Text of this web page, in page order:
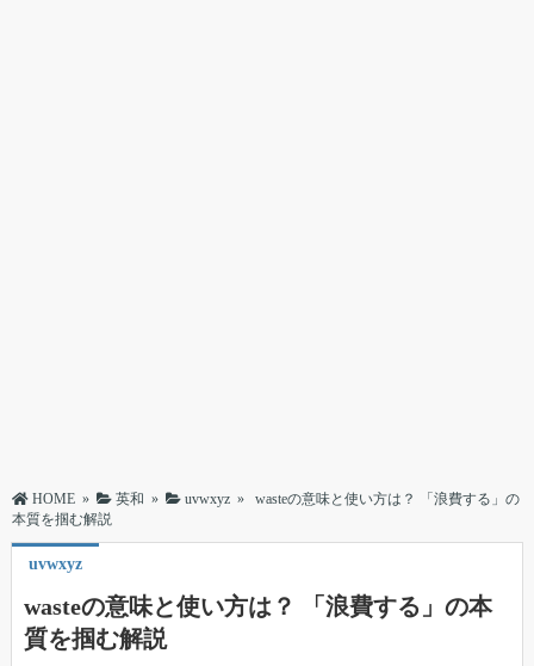
HOME » 英和 » uvwxyz »
wasteの意味と使い方は？ 「浪費する」の
本質を掴む解説
uvwxyz
wasteの意味と使い方は？ 「浪費する」の本
質を掴む解説